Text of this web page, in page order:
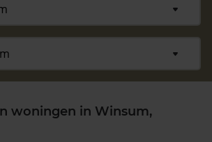
woningen in Winsum,